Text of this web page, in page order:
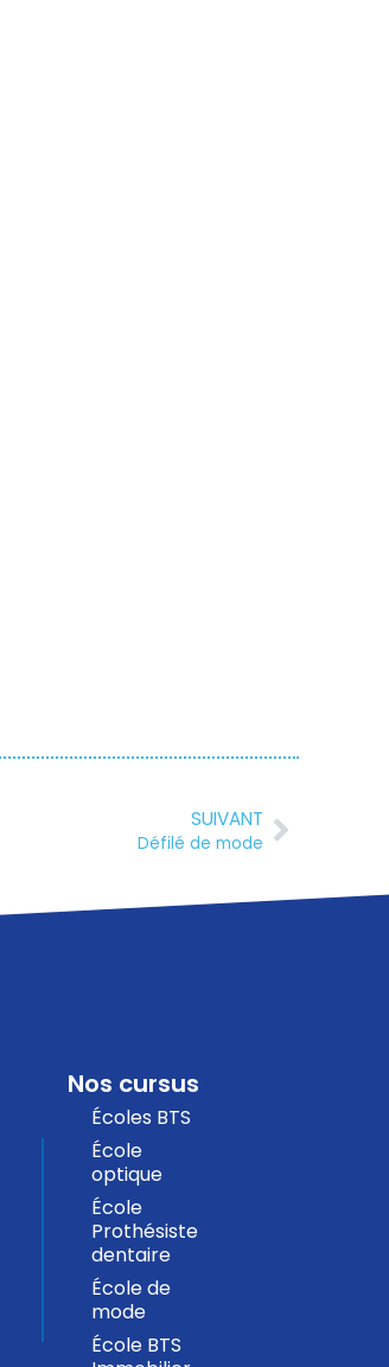
SUIVANT
Défilé de mode
Nos cursus
Écoles BTS
École
optique
École
Prothésiste
dentaire
École de
mode
École BTS